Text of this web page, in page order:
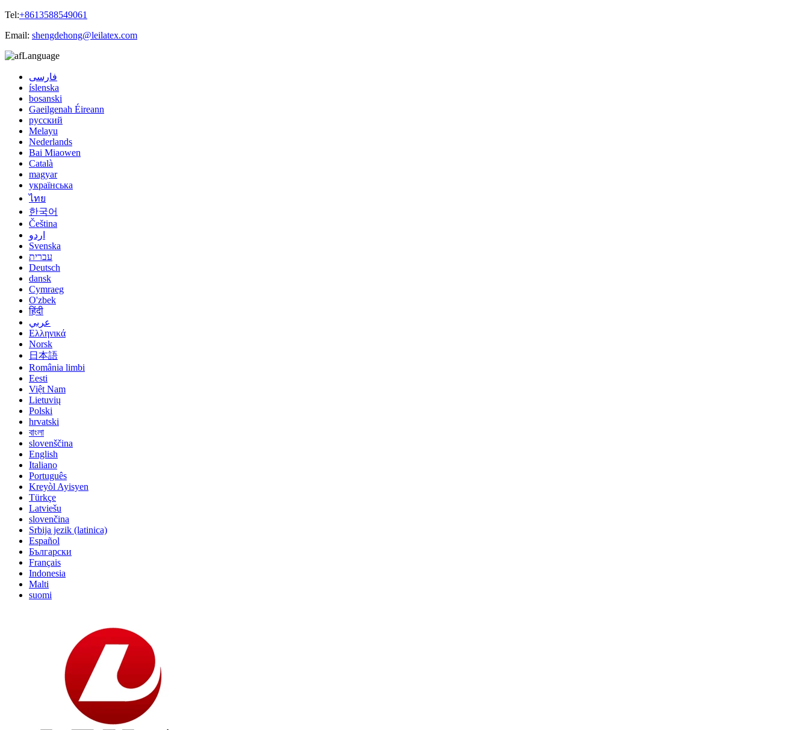
Tel:+8613588549061
Email: shengdehong@leilatex.com
Language
فارسی
íslenska
bosanski
Gaeilgenah Éireann
русский
Melayu
Nederlands
Bai Miaowen
Català
magyar
українська
ไทย
한국어
Čeština
اردو
Svenska
עברית
Deutsch
dansk
Cymraeg
O'zbek
हिंदी
عربي
Ελληνικά
Norsk
日本語
România limbi
Eesti
Việt Nam
Lietuvių
Polski
hrvatski
বাংলা
slovenščina
English
Italiano
Português
Kreyòl Ayisyen
Türkçe
Latviešu
slovenčina
Srbija jezik (latinica)
Español
Български
Français
Indonesia
Malti
suomi